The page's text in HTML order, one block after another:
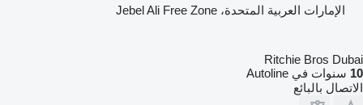
الإمارات العربية المتحدة، Jebel Ali Free Zone
Ritchie Bros Dubai
10 سنوات في Autoline
الاتصال بالبائع